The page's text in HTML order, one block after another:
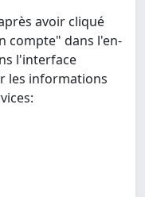
avoir cliqué
compte" dans l'en-
l'interface
les informations